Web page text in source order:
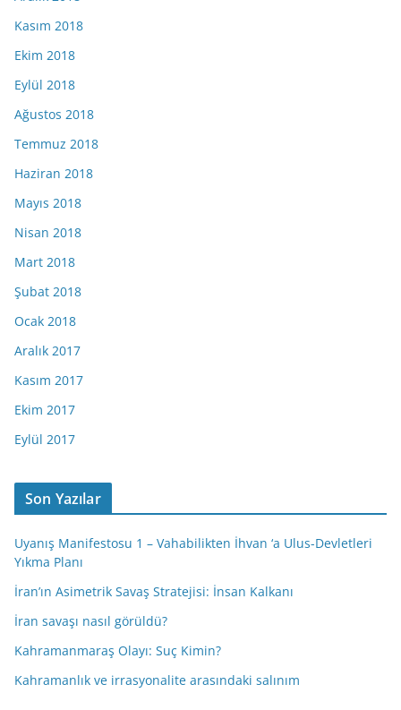
Kasım 2018
Ekim 2018
Eylül 2018
Ağustos 2018
Temmuz 2018
Haziran 2018
Mayıs 2018
Nisan 2018
Mart 2018
Şubat 2018
Ocak 2018
Aralık 2017
Kasım 2017
Ekim 2017
Eylül 2017
Son Yazılar
Uyanış Manifestosu 1 – Vahabilikten İhvan ‘a Ulus-Devletleri
Yıkma Planı
İran’ın Asimetrik Savaş Stratejisi: İnsan Kalkanı
İran savaşı nasıl görüldü?
Kahramanmaraş Olayı: Suç Kimin?
Kahramanlık ve irrasyonalite arasındaki salınım